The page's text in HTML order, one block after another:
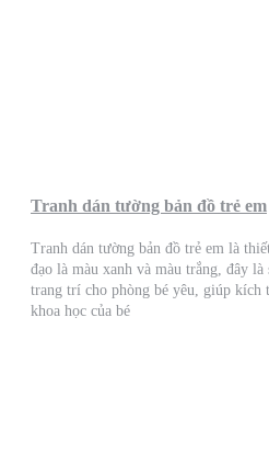
Tranh dán tường bản đồ trẻ em
Tranh dán tường bản đồ trẻ em là
đạo là màu xanh và màu trắng, đây
trang trí cho phòng bé yêu, giúp
khoa học của bé